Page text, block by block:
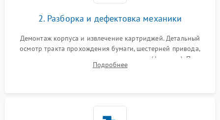
2. Разборка и дефектовка механики
Демонтаж корпуса и извлечение картриджей. Детальный
осмотр тракта прохождения бумаги, шестерней привода,
роликов захвата и узла термозакрепления (фьюзера). Поиск
физического износа и повреждений деталей.
Подробнее